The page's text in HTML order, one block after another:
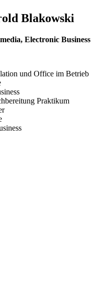
Bla­kow­ski
Electronic Business
und Office im Betrieb
Praktikum
Testautomatisierung,
von
zur
Source-Infrastruktur, zur